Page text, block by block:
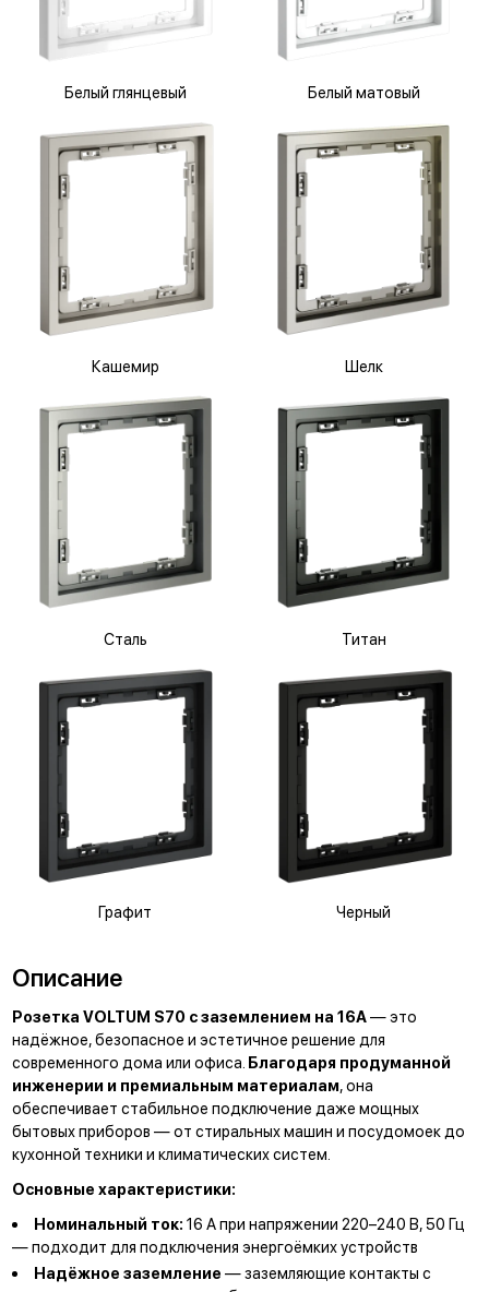
Белый глянцевый Белый матовый
Кашемир Шелк
Сталь Титан
Графит Черный
Описание
Розетка VOLTUM S70 с заземлением на 16А— это
надёжное, безопасное и эстетичное решение для
современного дома или офиса. Благодаря продуманной
инженерии и премиальным материалам, она
обеспечивает стабильное подключение даже мощных
бытовых приборов — от стиральных машин и посудомоек до
кухонной техники и климатических систем.
Основные характеристики:
Номинальный ток:16 А при напряжении 220–240 В, 50 Гц
— подходит для подключения энергоёмких устройств
Надёжное заземление — заземляющие контакты с